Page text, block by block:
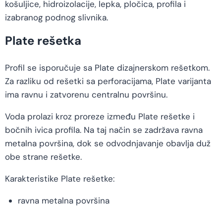
košuljice, hidroizolacije, lepka, pločica, profila i
izabranog podnog slivnika.
Plate rešetka
Profil se isporučuje sa Plate dizajnerskom rešetkom.
Za razliku od rešetki sa perforacijama, Plate varijanta
ima ravnu i zatvorenu centralnu površinu.
Voda prolazi kroz proreze između Plate rešetke i
bočnih ivica profila. Na taj način se zadržava ravna
metalna površina, dok se odvodnjavanje obavlja duž
obe strane rešetke.
Karakteristike Plate rešetke:
ravna metalna površina